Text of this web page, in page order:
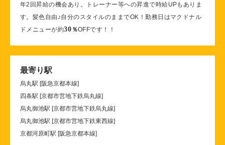
年2回昇給の機会あり。トレーナー等への昇進で時給UPもありま
す。髪色自由♪自分のスタイルのままでOK！勤務日はマクドナル
ドメニューが約30 ％OFFです！！
最寄り駅
烏丸駅 [阪急京都本線]
四条駅 [京都市営地下鉄烏丸線]
烏丸御池駅 [京都市営地下鉄烏丸線]
烏丸御池駅 [京都市営地下鉄東西線]
京都河原町駅 [阪急京都本線]